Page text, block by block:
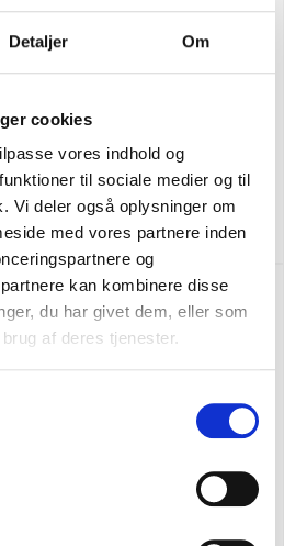
Detaljer Om
cookies
vores indhold og
til sociale medier og til
Vi deler også oplysninger om
med vores partnere inden
og
kan kombinere disse
du har givet dem, eller som
af deres tjenester.